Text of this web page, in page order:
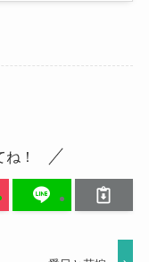
！